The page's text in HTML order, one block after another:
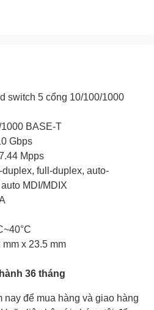
switch 5 cổng 10/100/1000
BASE-T
Gbps
Mpps
duplex, full-duplex, auto-
MDI/MDIX
x 23.5 mm
36 tháng
để mua hàng và giao hàng